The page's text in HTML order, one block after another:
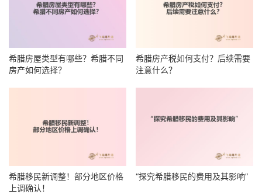
希腊房屋类型有哪些？希腊不同
房产如何选择？
希腊房产税如何支付？后续需要
注意什么？
希腊移民新调整！部分地区价格
上调确认！
“探究希腊移民的费用及其影响”